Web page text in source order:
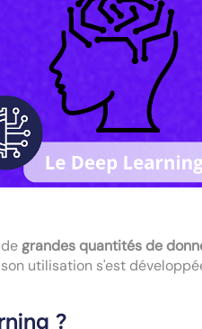
grandes quantités de
utilisation s'est
?